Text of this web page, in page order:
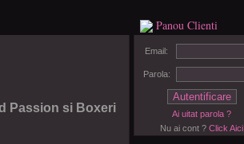
Passion si Boxeri
Panou Clienti
Email:
Parola:
Ai uitat parola ?
Nu ai cont ? Click Aici